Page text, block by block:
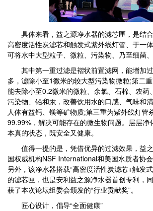
具体来看，益之源净水器的滤芯匣，是结合
高密度活性炭滤芯和触发式紫外线灯管、于一
可将水中大型粒子、微粒、污染物、乃至细菌
其中第一重过滤是褶状前置滤网，能增加
多，滤除小至1微米的较大型污染物微粒;第二
能去除小至0.2微米的微粒、余氯、石棉、农药
污染物、铅和汞，改善饮用水的口感、气味和
人体有益钙、镁等矿物质;第三重为紫外线灯管
99.99%，解决可能存在的微生物问题。层层净
本真的状态，既安全又健康。
值得一提的是，凭借优异的过滤效果，益
国权威机构NSF International和美国水质者协会
另外，该净水器搭载“高密度活性炭滤芯+触发
的滤芯匣，也是安利益之源净水器首创专利，
获了本次论坛组委会颁发的“行业贡献奖”。
匠心设计，倡导“全面健康”